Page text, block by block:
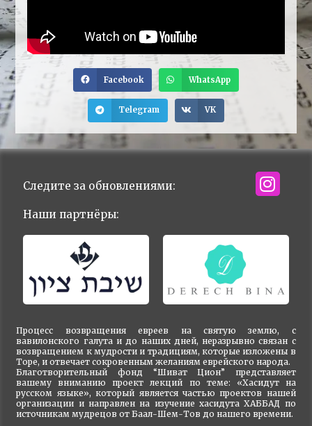
Facebook WhatsApp
Telegram VK
Процесс возвращения евреев на святую землю, с
вавилонского галута и до наших дней, неразрывно связан с
возвращением к мудрости и традициям, которые изложены в
Торе, и отвечает сокровенным желаниям еврейского народа.
Благотворительный фонд “Шиват Цион” представляет
вашему вниманию проект лекций по теме: «Хасидут на
русском языке», который является частью проектов нашей
организации и направлен на изучение хасидута ХАББАД по
источникам мудрецов от Баал-Шем-Тов до нашего времени.
Следите за обновлениями:
Наши партнёры: